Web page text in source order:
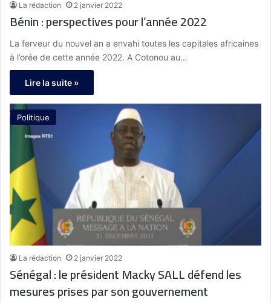
La rédaction 2 janvier 2022
Bénin : perspectives pour l’année 2022
La ferveur du nouvel an a envahi toutes les capitales africaines
à l’orée de cette année 2022. A Cotonou au…
Lire la suite »
Politique
La rédaction 2 janvier 2022
Sénégal : le président Macky SALL défend les
mesures prises par son gouvernement